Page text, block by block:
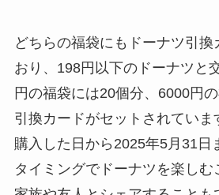
どちらの福袋にもドーナツ引換
おり、198円以下のドーナツと
円の福袋には20個分、6000円
引換カードがセットされていま
購入した日から2025年5月31日
タイミングでドーナツを楽しむ